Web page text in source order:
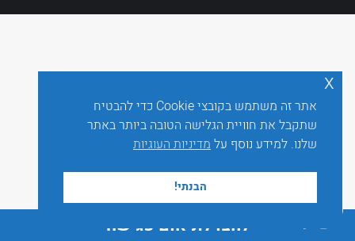
לחצו לתיאום פגישה
אתר זה משתמש בקובצי Cookie כדי להבטיח
שתקבל את חוויית הגלישה הטובה ביותר באתר
שלנו. למידע נוסף עלמדיניות העוגיות
הבנתי!
x